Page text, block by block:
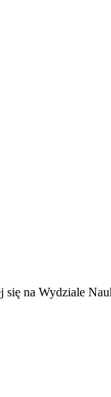
na Wydziale